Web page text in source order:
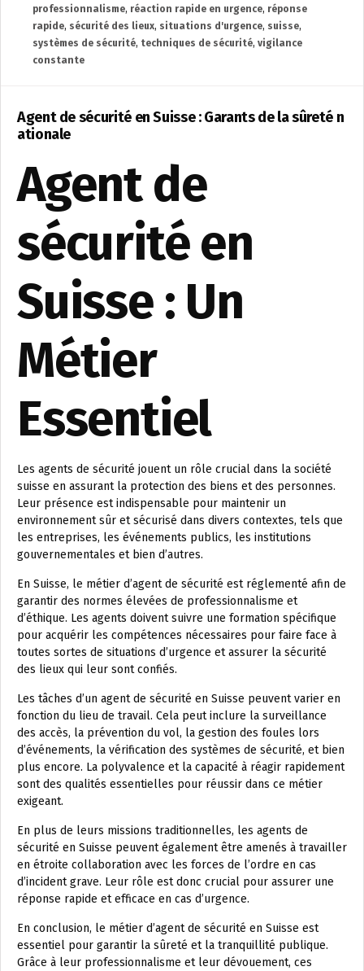
professionnalisme, réaction rapide en urgence, réponse
rapide, sécurité des lieux, situations d'urgence, suisse,
systèmes de sécurité, techniques de sécurité, vigilance
constante
Agent de sécurité en Suisse : Garants de la sûreté n
ationale
Agent de
sécurité en
Suisse : Un
Métier
Essentiel
Les agents de sécurité jouent un rôle crucial dans la société
suisse en assurant la protection des biens et des personnes.
Leur présence est indispensable pour maintenir un
environnement sûr et sécurisé dans divers contextes, tels que
les entreprises, les événements publics, les institutions
gouvernementales et bien d’autres.
En Suisse, le métier d’agent de sécurité est réglementé afin de
garantir des normes élevées de professionnalisme et
d’éthique. Les agents doivent suivre une formation spécifique
pour acquérir les compétences nécessaires pour faire face à
toutes sortes de situations d’urgence et assurer la sécurité
des lieux qui leur sont confiés.
Les tâches d’un agent de sécurité en Suisse peuvent varier en
fonction du lieu de travail. Cela peut inclure la surveillance
des accès, la prévention du vol, la gestion des foules lors
d’événements, la vérification des systèmes de sécurité, et bien
plus encore. La polyvalence et la capacité à réagir rapidement
sont des qualités essentielles pour réussir dans ce métier
exigeant.
En plus de leurs missions traditionnelles, les agents de
sécurité en Suisse peuvent également être amenés à travailler
en étroite collaboration avec les forces de l’ordre en cas
d’incident grave. Leur rôle est donc crucial pour assurer une
réponse rapide et efficace en cas d’urgence.
En conclusion, le métier d’agent de sécurité en Suisse est
essentiel pour garantir la sûreté et la tranquillité publique.
Grâce à leur professionnalisme et leur dévouement, ces